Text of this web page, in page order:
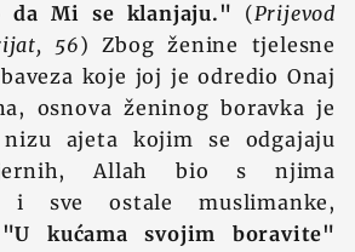
da Mi se klanjaju." (Prijevod
56) Zbog ženine tjelesne
koje joj je odredio Onaj
osnova ženinog boravka je
ajeta kojim se odgajaju
Allah bio s njima
i sve ostale muslimanke,
"U kućama svojim boravite"